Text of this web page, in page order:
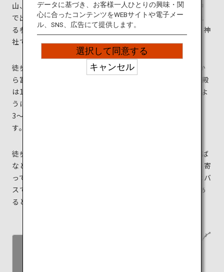
山、富士山。その麓に構える富士山本宮浅間大社。火中
で出産をした伝説を持つ神を祀るため、安産祈願に訪れ
る参拝客も多く、富士山の縁起の良さと相まって人気の神
社です。
徒歩5分のところにある「一之鳥居」は、2本の柱の間か
ら富士山が見える絶景のフォトスポット。2階建ての本殿
は1階の屋根部分を富士に見立て、その上に御殿があるよ
うに見える造りに。境内には桜の木が500本ほどあり、
3〜4月にはライトアップされた夜桜がとても幻想的で
す。
徒歩3分の場所にある「お宮横丁」には、富士宮焼きそば
などご当地グルメが集結しているので、帰りにぜひ立ち寄
って。また、日本最大の幅を誇る滝「白糸の滝」まではバ
スで約30分。滝にかかる虹を目撃できたらいいことがあ
ると人気のパワースポットです。
データに基づき、お客様一人ひとりの興味・関
心に合ったコンテンツをWEBサイトや電子メー
ル、SNS、広告にて提供します。
選択して同意する
キャンセル